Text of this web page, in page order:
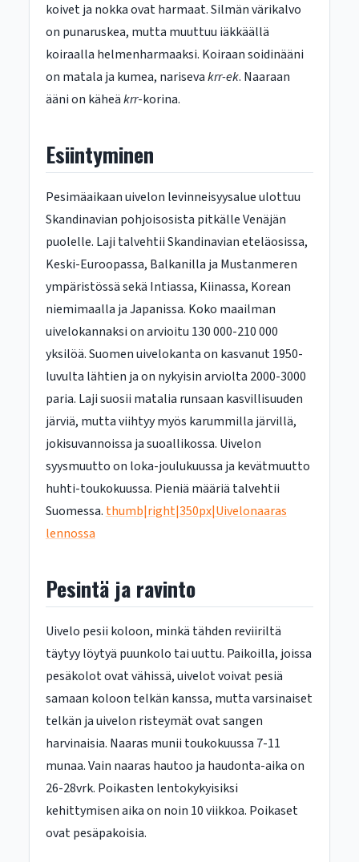
koivet ja nokka ovat harmaat. Silmän värikalvo
on punaruskea, mutta muuttuu iäkkäällä
koiraalla helmenharmaaksi. Koiraan soidinääni
on matala ja kumea, narisevakrr-ek. Naaraan
ääni on käheäkrr-korina.
Esiintyminen
Pesimäaikaan uivelon levinneisyysalue ulottuu
Skandinavian pohjoisosista pitkälle Venäjän
puolelle. Laji talvehtii Skandinavian eteläosissa,
Keski-Euroopassa, Balkanilla ja Mustanmeren
ympäristössä sekä Intiassa, Kiinassa, Korean
niemimaalla ja Japanissa. Koko maailman
uivelokannaksi on arvioitu 130 000-210 000
yksilöä. Suomen uivelokanta on kasvanut 1950-
luvulta lähtien ja on nykyisin arviolta 2000-3000
paria. Laji suosii matalia runsaan kasvillisuuden
järviä, mutta viihtyy myös karummilla järvillä,
jokisuvannoissa ja suoallikossa. Uivelon
syysmuutto on loka-joulukuussa ja kevätmuutto
huhti-toukokuussa. Pieniä määriä talvehtii
Suomessa. thumb|right|350px|Uivelonaaras
lennossa
Pesintä ja ravinto
Uivelo pesii koloon, minkä tähden reviiriltä
täytyy löytyä puunkolo tai uuttu. Paikoilla, joissa
pesäkolot ovat vähissä, uivelot voivat pesiä
samaan koloon telkän kanssa, mutta varsinaiset
telkän ja uivelon risteymät ovat sangen
harvinaisia. Naaras munii toukokuussa 7-11
munaa. Vain naaras hautoo ja haudonta-aika on
26-28vrk. Poikasten lentokykyisiksi
kehittymisen aika on noin 10 viikkoa. Poikaset
ovat pesäpakoisia.